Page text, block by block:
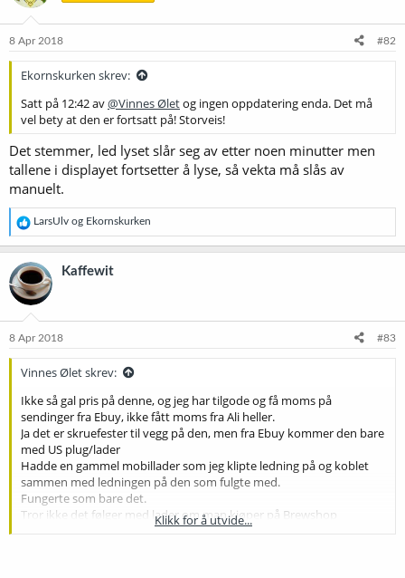
8 Apr 2018 #82
Ekornskurken skrev:
Satt på 12:42 av@Vinnes Øletog ingen oppdatering enda. Det må
vel bety at den er fortsatt på! Storveis!
Det stemmer, led lyset slår seg av etter noen minutter men
tallene i displayet fortsetter å lyse, så vekta må slås av
manuelt.
R
e
a
k
j
o
e
LarsUlv og Ekornskurken
Kaffewit
8 Apr 2018 #83
Vinnes Ølet skrev:
Ikke så gal pris på denne, og jeg har tilgode og få moms på
sendinger fra Ebuy, ikke fått moms fra Ali heller.
Ja det er skruefester til vegg på den, men fra Ebuy kommer den bare
med US plug/lader
Hadde en gammel mobillader som jeg klipte ledning på og koblet
sammen med ledningen på den som fulgte med.
Fungerte som bare det.
Tror ikke det følger med lader om man kjøper på Brewshop
https://www.ebay.com/itm/American-Weigh-Scales-Se-50-Ship-Elite-
Klikk for å utvide...